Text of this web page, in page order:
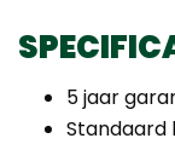
5 jaar
Standaard